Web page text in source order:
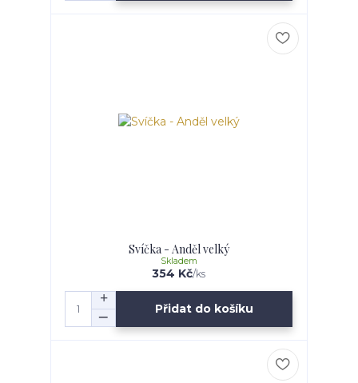
Svíčka - Anděl velký
354 Kč/ks
Skladem
Přidat do košíku